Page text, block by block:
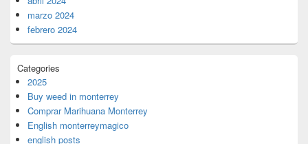
marzo 2024
febrero 2024
Categories
2025
Buy weed in monterrey
Comprar Marihuana Monterrey
English monterreymagico
english posts